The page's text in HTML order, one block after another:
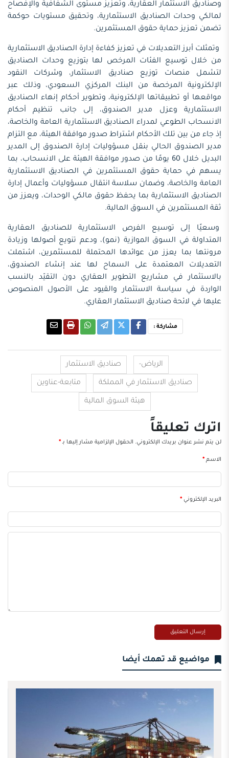
وصناديق الاستثمار العقارية، وتعزيز مستوى الشفافية والإفصاح
لمالكي وحدات الصناديق الاستثمارية، وتحقيق مستويات حوكمة
تضمن تعزيز حماية حقوق المستثمرين.
وتمثلت أبرز التعديلات في تعزيز كفاءة إدارة الصناديق الاستثمارية
من خلال توسيع الفئات المرخص لها بتوزيع وحدات الصناديق
لتشمل منصات توزيع صناديق الاستثمار، وشركات النقود
الإلكترونية المرخصة من البنك المركزي السعودي، وذلك عبر
مواقعها أو تطبيقاتها الإلكترونية، وتطوير أحكام إنهاء الصناديق
الاستثمارية وعزل مدير الصندوق، إلى جانب تنظيم أحكام
الانسحاب الطوعي لمدراء الصناديق الاستثمارية العامة والخاصة،
إذ جاء من بين تلك الأحكام اشتراط صدور موافقة الهيئة، مع التزام
مدير الصندوق الحالي بنقل مسؤوليات إدارة الصندوق إلى المدير
البديل خلال 60 يومًا من صدور موافقة الهيئة على الانسحاب، بما
يسهم في حماية حقوق المستثمرين في الصناديق الاستثمارية
العامة والخاصة، وضمان سلاسة انتقال مسؤوليات وأعمال إدارة
الصناديق الاستثمارية بما يحفظ حقوق مالكي الوحدات، ويعزز من
ثقة المستثمرين في السوق المالية.
وسعيًا إلى توسيع الفرص الاستثمارية للصناديق العقارية
المتداولة في السوق الموازية (نمو)، ودعم تنويع أصولها وزيادة
مرونتها بما يعزز من عوائدها المحتملة للمستثمرين، اشتملت
التعديلات المعتمدة على السماح لها عند إنشاء الصندوق،
بالاستثمار في مشاريع التطوير العقاري دون التقيّد بالنسب
الواردة في سياسة الاستثمار والقيود على الأصول المنصوص
عليها في لائحة صناديق الاستثمار العقاري.
مشاركة :
الرياض- صناديق الاستثمار
صناديق الاستثمار في المملكة متابعة-عناوين
هيئة السوق المالية
اترك تعليقاً
لن يتم نشر عنوان بريدك الإلكتروني. الحقول الإلزامية مشار إليها بـ*
الاسم*
البريد الإلكتروني*
مواضيع قد تهمك أيضا